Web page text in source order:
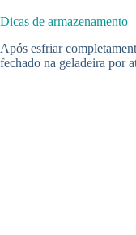
Dicas de armazenamento
Após esfriar
fechado na geladeira por